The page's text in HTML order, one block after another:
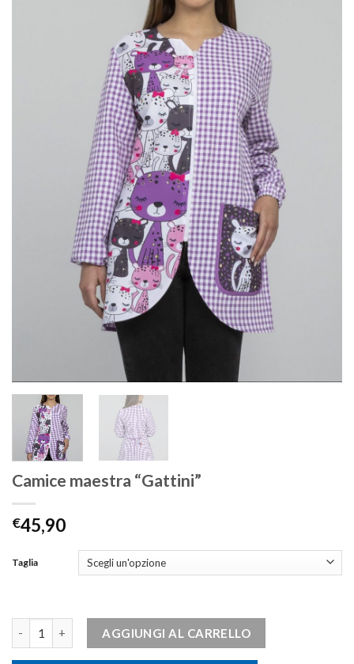
Camice maestra “Gattini”
€45,90
Taglia
AGGIUNGI AL CARRELLO